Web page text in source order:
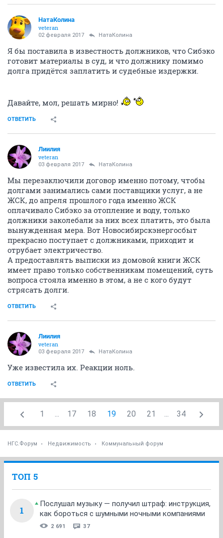
НатаКолина
veteran
02 февраля 2017 НатаКолина
Я бы поставила в известность должников, что Сибэко
готовит материалы в суд, и что должнику помимо
долга придётся заплатить и судебные издержки.
Давайте, мол, решать мирно!
ОТВЕТИТЬ
Лиилия
veteran
03 февраля 2017 НатаКолина
Мы перезаключили договор именно потому, чтобы
долгами занимались сами поставщики услуг, а не
ЖСК, до апреля прошлого года именно ЖСК
оплачивало Сибэко за отопление и воду, только
должники заколебали за них всех платить, это была
вынужденная мера. Вот Новосибирскэнергосбыт
прекрасно поступает с должниками, приходит и
отрубает электричество.
А предоставлять выписки из домовой книги ЖСК
имеет право только собственникам помещений, суть
вопроса стояла именно в этом, а не с кого будут
стрясать долги.
ОТВЕТИТЬ
Лиилия
veteran
03 февраля 2017 НатаКолина
Уже известила их. Реакции ноль.
ОТВЕТИТЬ
1 ... 17 18 19 20 21 ... 34
НГС.Форум Недвижимость Коммунальный форум
ТОП 5
1
Послушал музыку — получил штраф: инструкция,
как бороться с шумными ночными компаниями
2 691 37